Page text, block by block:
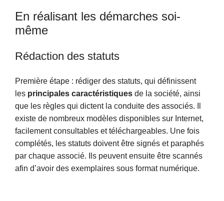
En réalisant les démarches soi-
même
Rédaction des statuts
Première étape : rédiger des statuts, qui définissent
les principales caractéristiques de la société, ainsi
que les règles qui dictent la conduite des associés. Il
existe de nombreux modèles disponibles sur Internet,
facilement consultables et téléchargeables. Une fois
complétés, les statuts doivent être signés et paraphés
par chaque associé. Ils peuvent ensuite être scannés
afin d’avoir des exemplaires sous format numérique.